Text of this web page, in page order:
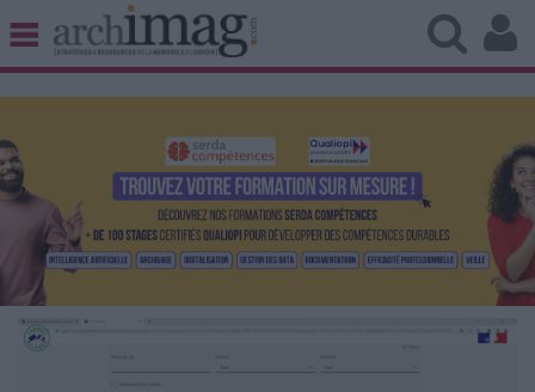
BIBLIOTHÈQUE ÉDITION
UNIVERS DATA
TRAVAIL COLLABORATIF
VIE NUMÉRIQUE
NUMÉRIQUE RESPONSABLE